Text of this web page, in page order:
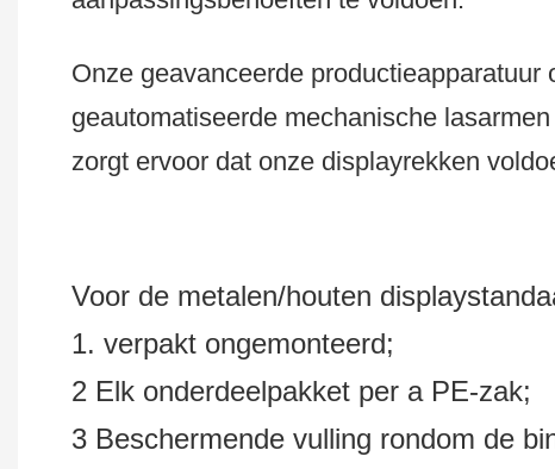
Onze geavanceerde
geautomatiseerde mechanische lasarmen
zorgt ervoor dat onze displayrekken
Voor de metalen/houten
1. verpakt ongemonteerd;
2 Elk onderdeelpakket per a PE-zak;
3 Beschermende vulling rondom de